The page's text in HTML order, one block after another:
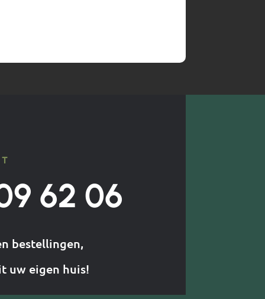
62 06
bestellingen,
uw eigen huis!